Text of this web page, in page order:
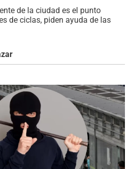
de la ciudad es el punto
de ciclas, piden ayuda de las